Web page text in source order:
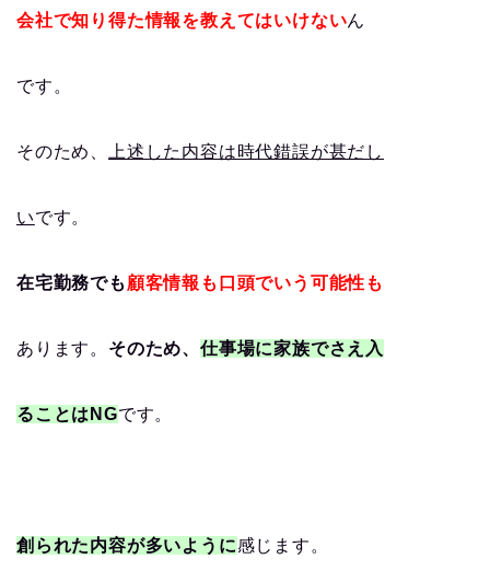
会社で知り得た情報を教えてはいけないん
です。
そのため、 上述した内容は時代錯誤が甚だし
いです。
在宅勤務でも顧客情報も口頭でいう可能性も
あります。 そのため、 仕事場に家族でさえ入
ることはNGです。
創られた内容が多いように感じます。